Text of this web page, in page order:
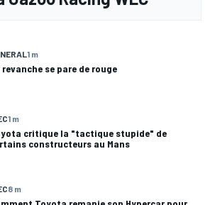
1 m
revanche se pare de rouge
1 m
critique la "tactique stupide" de
constructeurs au Mans
8 m